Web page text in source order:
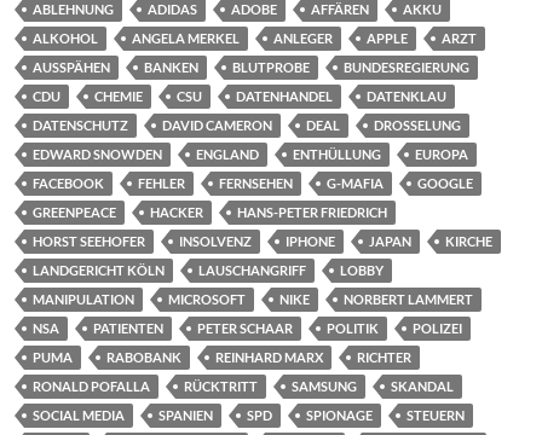
ABLEHNUNG ADIDAS ADOBE AFFÄREN
AKKU
ALKOHOL
ANGELA MERKEL ANLEGER APPLE
ARZT
AUSSPÄHEN
BANKEN BLUTPROBE
BUNDESREGIERUNG
CDU
CHEMIE CSU DATENHANDEL
DATENKLAU
DATENSCHUTZ
DAVID CAMERON DEAL
DROSSELUNG
EDWARD SNOWDEN
ENGLAND ENTHÜLLUNG
EUROPA
FACEBOOK
FEHLER FERNSEHEN G-MAFIA
GOOGLE
GREENPEACE
HACKER
HANS-PETER FRIEDRICH
HORST SEEHOFER
INSOLVENZ IPHONE JAPAN
KIRCHE
LANDGERICHT KÖLN
LAUSCHANGRIFF
LOBBY
MANIPULATION
MICROSOFT NIKE
NORBERT LAMMERT
NSA
PATIENTEN PETER SCHAAR POLITIK
POLIZEI
PUMA
RABOBANK REINHARD MARX
RICHTER
RONALD POFALLA
RÜCKTRITT SAMSUNG
SKANDAL
SOCIAL MEDIA
SPANIEN SPD SPIONAGE
STEUERN